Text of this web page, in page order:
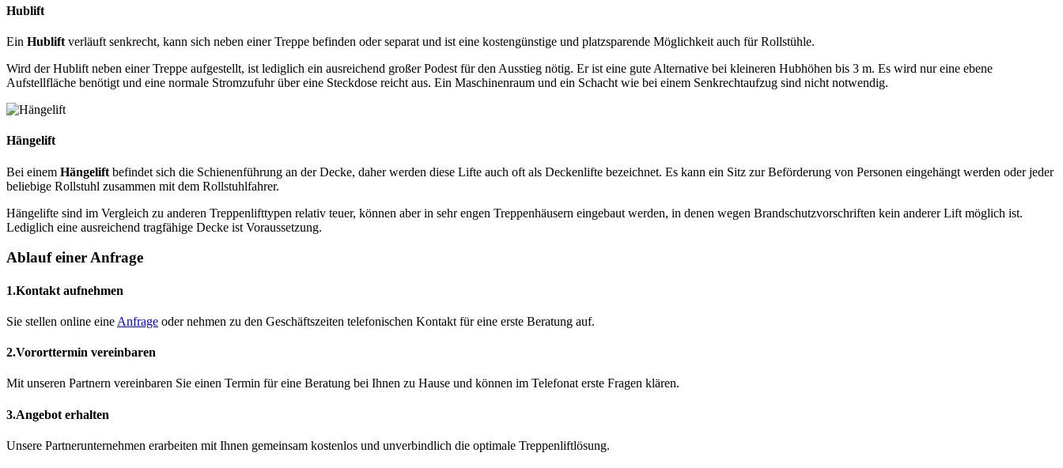
Hublift
Ein Hublift verläuft senkrecht, kann sich neben einer Treppe befinden oder separat und ist eine kostengünstige und platzsparende Möglichkeit auch für Rollstühle.
Wird der Hublift neben einer Treppe aufgestellt, ist lediglich ein ausreichend großer Podest für den Ausstieg nötig. Er ist eine gute Alternative bei kleineren Hubhöhen bis 3 m. Es wird nur eine ebene
Aufstellfläche benötigt und eine normale Stromzufuhr über eine Steckdose reicht aus. Ein Maschinenraum und ein Schacht wie bei einem Senkrechtaufzug sind nicht notwendig.
Hängelift
Bei einem Hängelift befindet sich die Schienenführung an der Decke, daher werden diese Lifte auch oft als Deckenlifte bezeichnet. Es kann ein Sitz zur Beförderung von Personen eingehängt werden oder jeder
beliebige Rollstuhl zusammen mit dem Rollstuhlfahrer.
Hängelifte sind im Vergleich zu anderen Treppenlifttypen relativ teuer, können aber in sehr engen Treppenhäusern eingebaut werden, in denen wegen Brandschutzvorschriften kein anderer Lift möglich ist.
Lediglich eine ausreichend tragfähige Decke ist Voraussetzung.
Ablauf einer Anfrage
1.Kontakt aufnehmen
Sie stellen online eine Anfrage oder nehmen zu den Geschäftszeiten telefonischen Kontakt für eine erste Beratung auf.
2.Vororttermin vereinbaren
Mit unseren Partnern vereinbaren Sie einen Termin für eine Beratung bei Ihnen zu Hause und können im Telefonat erste Fragen klären.
3.Angebot erhalten
Unsere Partnerunternehmen erarbeiten mit Ihnen gemeinsam kostenlos und unverbindlich die optimale Treppenliftlösung.